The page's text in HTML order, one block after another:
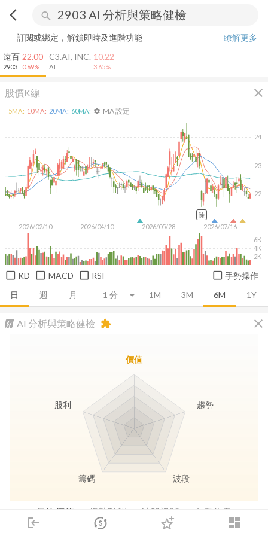
arrow_back_ios search
login dashboard
市場 登入
訂閱或綁定，解鎖即時及進階功能
瞭解更多
遠百
2903
22.00
0.69%
C3.AI, INC.
AI
10.22
3.65%
股價K線 close
日 週 月 1M 3M 6M 1Y
2026/02/10 2026/04/10 2026/05/28 2026/07/16
22
23
24
2K
4K
6K
5MA: 10MA: 20MA: 60MA: settings MA 設定
除
KD MACD RSI 手勢操作
AI 分析與策略健檢 close
extension
長線價值 趨勢動能 波段訊號 存股收息
價值
趨勢
波段
籌碼
股利